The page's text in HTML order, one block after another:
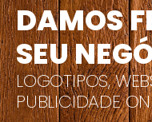
DAMOS
SEU
LOGOTIPOS,
PUBLICIDADE